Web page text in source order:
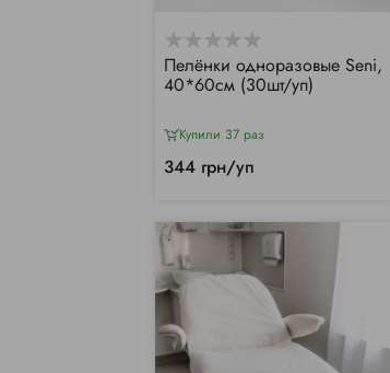
Пелёнки одноразовые Seni,
40*60см (30шт/уп)
Купили 37 раз
344 грн/уп